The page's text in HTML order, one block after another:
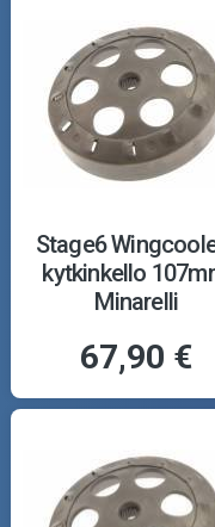
Stage6
kytkinkello
Minarelli
67,90 €